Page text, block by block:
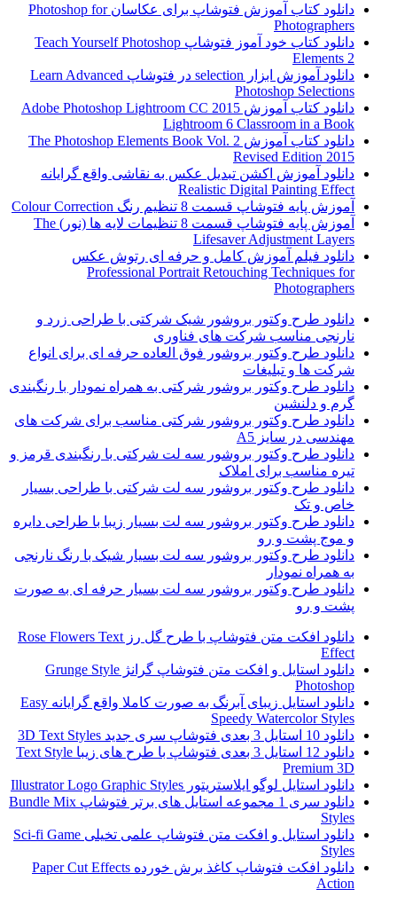
دانلود کتاب آموزش فتوشاپ برای عکاسان Photoshop for
Photographers
دانلود کتاب خود آموز فتوشاپ Teach Yourself Photoshop
Elements 2
دانلود آموزش ابزار selection در فتوشاپ Learn Advanced
Photoshop Selections
دانلود کتاب آموزش Adobe Photoshop Lightroom CC 2015
Lightroom 6 Classroom in a Book
دانلود کتاب آموزش The Photoshop Elements Book Vol. 2
Revised Edition 2015
دانلود آموزش اکشن تبدیل عکس به نقاشی واقع گرایانه
Realistic Digital Painting Effect
آموزش پایه فتوشاپ قسمت 8 تنظیم رنگ Colour Correction
آموزش پایه فتوشاپ قسمت 8 تنظیمات لایه ها (نور) The
Lifesaver Adjustment Layers
دانلود فیلم آموزش کامل و حرفه ای رتوش عکس
Professional Portrait Retouching Techniques for
Photographers
دانلود طرح وکتور بروشور شیک شرکتی با طراحی زرد و
نارنجی مناسب شرکت های فناوری
دانلود طرح وکتور بروشور فوق العاده حرفه ای برای انواع
شرکت ها و تبلیغات
دانلود طرح وکتور بروشور شرکتی به همراه نمودار با رنگبندی
گرم و دلنشین
دانلود طرح وکتور بروشور شرکتی مناسب برای شرکت های
مهندسی در سایز A5
دانلود طرح وکتور بروشور سه لت شرکتی با رنگبندی قرمز و
تیره مناسب برای املاک
دانلود طرح وکتور بروشور سه لت شرکتی با طراحی بسیار
خاص و تک
دانلود طرح وکتور بروشور سه لت بسیار زیبا با طراحی دایره
و موج پشت و رو
دانلود طرح وکتور بروشور سه لت بسیار شیک با رنگ نارنجی
به همراه نمودار
دانلود طرح وکتور بروشور سه لت بسیار حرفه ای به صورت
پشت و رو
دانلود افکت متن فتوشاپ با طرح گل رز Rose Flowers Text
Effect
دانلود استایل و افکت متن فتوشاپ گرانژ Grunge Style
Photoshop
دانلود استایل زیبای آبرنگ به صورت کاملا واقع گرایانه Easy
Speedy Watercolor Styles
دانلود 10 استایل 3 بعدی فتوشاپ سری جدید 3D Text Styles
دانلود 12 استایل 3 بعدی فتوشاپ با طرح های زیبا Text Style
Premium 3D
دانلود استایل لوگو ایلاستریتور Illustrator Logo Graphic Styles
دانلود سری 1 مجموعه استایل های برتر فتوشاپ Bundle Mix
Styles
دانلود استایل و افکت متن فتوشاپ علمی تخیلی Sci-fi Game
Styles
دانلود افکت فتوشاپ کاغذ برش خورده Paper Cut Effects
Action